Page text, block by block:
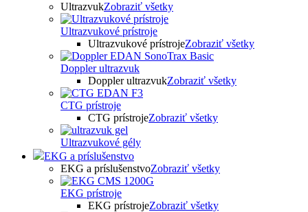
UltrazvukZobraziť všetky
Ultrazvukové prístroje
Ultrazvukové prístrojeZobraziť všetky
Doppler ultrazvuk
Doppler ultrazvukZobraziť všetky
CTG prístroje
CTG prístrojeZobraziť všetky
Ultrazvukové gély
EKG a príslušenstvo
EKG a príslušenstvoZobraziť všetky
EKG prístroje
EKG prístrojeZobraziť všetky